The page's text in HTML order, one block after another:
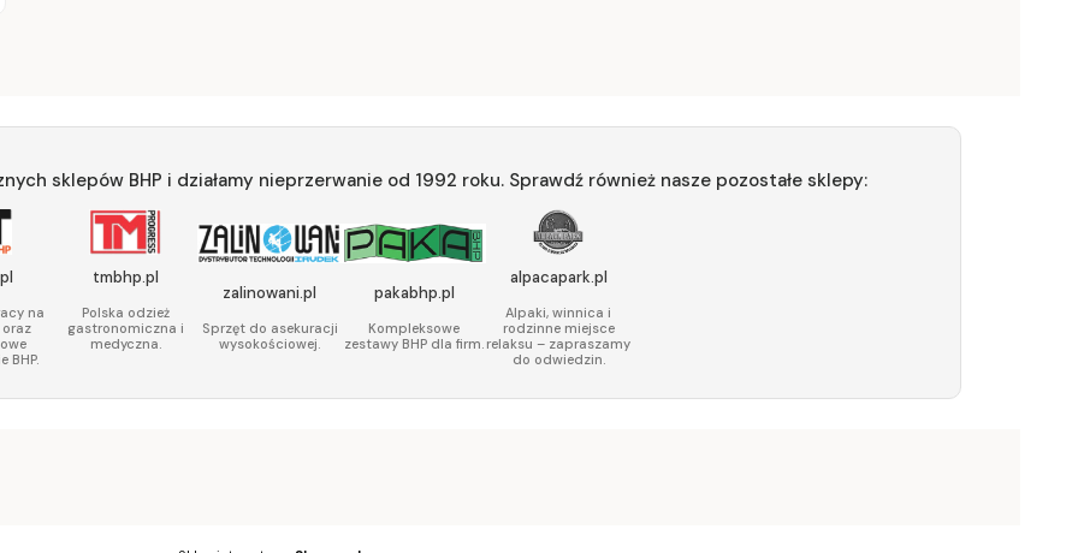
sklepów BHP i działamy nieprzerwanie od 1992 roku. Sprawdź również nasze pozostałe sklepy:
na
BHP.
tmbhp.pl
Polska odzież
gastronomiczna i
medyczna.
zalinowani.pl
Sprzęt do asekuracji
wysokościowej.
pakabhp.pl
Kompleksowe
zestawy BHP dla firm.
alpacapark.pl
Alpaki, winnica i
rodzinne miejsce
relaksu – zapraszamy
do odwiedzin.